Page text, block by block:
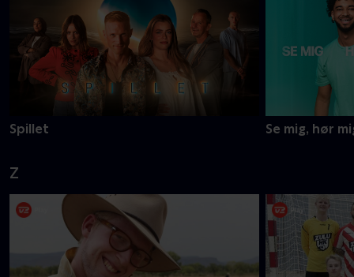
Spillet Se mig, hør
Z